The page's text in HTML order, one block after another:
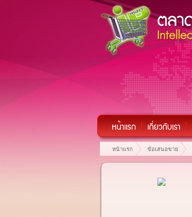
หน้าแรก ข้อเสนอขาย